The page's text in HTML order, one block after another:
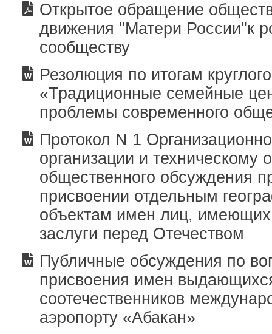
Открытое обращение
движения "Матери России"к
сообществу
Резолюция по итогам
«Традиционные семейные
проблемы современного
Протокол N 1
организации и техническому
общественного обсуждения
присвоении отдельным
объектам имен лиц,
заслуги перед Отечеством
Публичные обсуждения по
присвоения имен
соотечественников
аэропорту «Абакан»